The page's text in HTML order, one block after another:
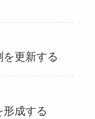
更新する
形成する